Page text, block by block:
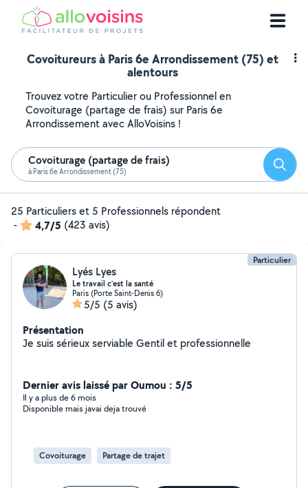
Covoitureurs à Paris 6e Arrondissement (75) et
alentours
Trouvez votre Particulier ou Professionnel en
Covoiturage (partage de frais) sur Paris 6e
Arrondissement avec AlloVoisins !
Covoiturage (partage de frais)
à Paris 6e Arrondissement (75)
25 Particuliers et 5 Professionnels répondent
-
4,7/5 (423 avis)
Particulier
Lyés Lyes
Le travail c’est la santé
Paris (Porte Saint-Denis 6)
5/5 (5 avis)
Présentation
Je suis sérieux serviable Gentil et professionnelle
Dernier avis laissé par Oumou : 5/5
Il y a plus de 6 mois
Disponible mais javai deja trouvé
Covoiturage Partage de trajet